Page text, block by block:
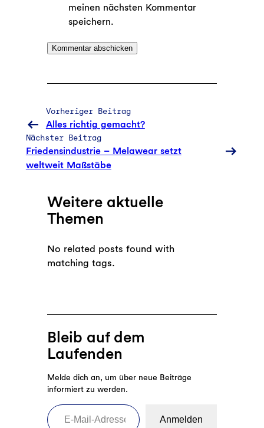
meinen nächsten Kommentar
speichern.
Vorheriger Beitrag
Alles richtig gemacht?
Nächster Beitrag
Friedensindustrie – Melawear setzt
weltweit Maßstäbe
Weitere aktuelle
Themen
No related posts found with
matching tags.
Bleib auf dem
Laufenden
Melde dich an, um über neue Beiträge
informiert zu werden.
E-Mail-Adresse eingeben
Anmelden